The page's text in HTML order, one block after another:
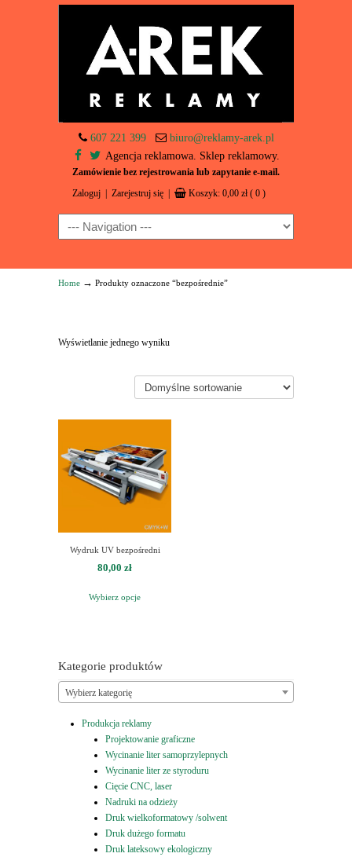
607 221 399
biuro@reklamy-arek.pl
Agencja reklamowa. Sklep reklamowy.
Zamówienie bez rejestrowania lub zapytanie e-mail.
Zaloguj Zarejestruj się Koszyk: 0,00 zł ( 0 )
Navigation
Home → Produkty oznaczone “bezpośrednie”
Wyświetlanie jednego wyniku
Wydruk UV bezpośredni
80,00 zł
Wybierz opcje
Kategorie produktów
Wybierz kategorię
Produkcja reklamy
Projektowanie graficzne
Wycinanie liter samoprzylepnych
Wycinanie liter ze styroduru
Cięcie CNC, laser
Nadruki na odzieży
Druk wielkoformatowy /solwent
Druk dużego formatu
Druk lateksowy ekologiczny